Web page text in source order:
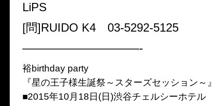
LiPS
[問]RUIDO K4 03-5292-5125
——————————-
裕birthday party
『星の王子様生誕祭～スターズセッション～』
■2015年10月18日(日)渋谷チェルシーホテル